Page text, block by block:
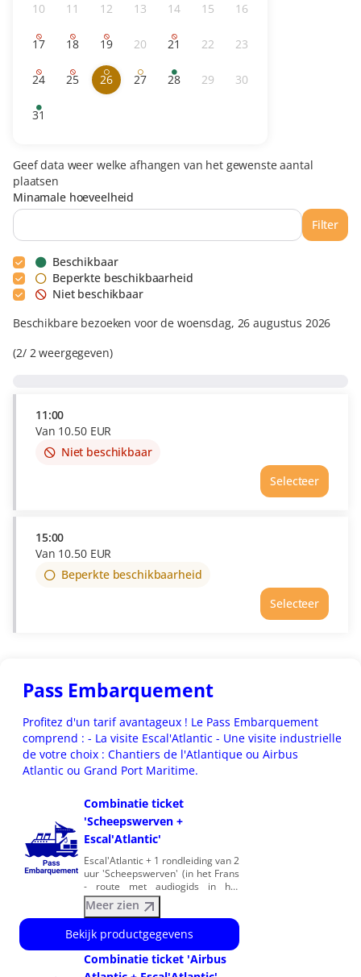
10
Inactive
11
Inactive
12
Inactive
13
Inactive
14
Inactive
15
Inactive
16
Inactive
17
Uitverkocht
18
Uitverkocht
19
Uitverkocht
20
Inactive
21
Uitverkocht
22
Inactive
23
Inactive
24
Uitverkocht
25
Uitverkocht
26
Beperkte
selected
27
Beperkte
28
Beschikbare
29
Inactive
30
Inactive
31
Beschikbare
Beschikbaar
Beperkte beschikbaarheid
Niet beschikbaar
Geef data weer welke afhangen van het gewenste aantal
plaatsen
Minamale hoeveelheid
Filter
Beschikbare bezoeken voor de woensdag, 26 augustus 2026
2 2 weergegeven
11:00
Van 10.50 EUR
Niet beschikbaarThis
Selecteer
15:00
Van 10.50 EUR
Beperkte beschikbaarheid
Selecteer
Pass Embarquement
Profitez d'un tarif avantageux ! Le Pass Embarquement
comprend : - La visite Escal'Atlantic - Une visite industrielle
de votre choix : Chantiers de l'Atlantique ou Airbus
Atlantic ou Grand Port Maritime.
Combinatie ticket
'Scheepswerven +
Escal'Atlantic'
Escal'Atlantic + 1 rondleiding van 2
uur 'Scheepswerven' (in het Frans
- route met audiogids in het
Nederlands) Gereduceerd tarief
(op vertoon van een
kortingsbewijs): studenten,
werkzoekenden, gehandicapten
en hun begeleider. De
Scheepswerven: - Zorg op
Meer zien
Bekijk productgegevens
Combinatie ticket 'Airbus